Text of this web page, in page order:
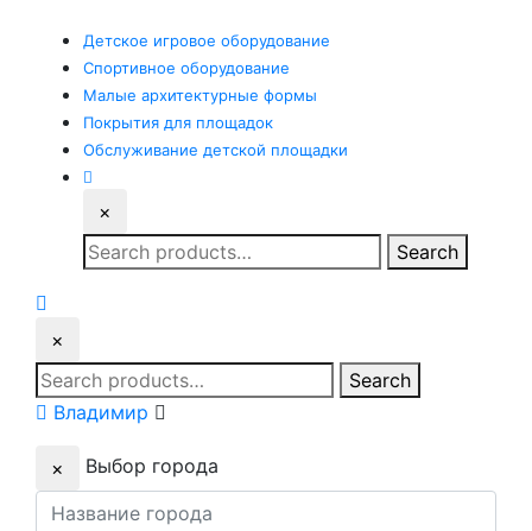
Детское игровое оборудование
Спортивное оборудование
Малые архитектурные формы
Покрытия для площадок
Обслуживание детской площадки
×
Search
for:
Search
×
Search
for:
Search
Владимир
× Выбор города